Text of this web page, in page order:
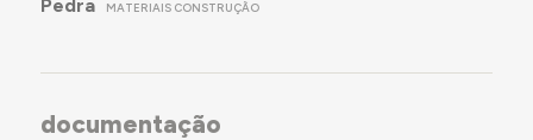
Pedra MATERIAIS CONSTRUÇÃO
documentação